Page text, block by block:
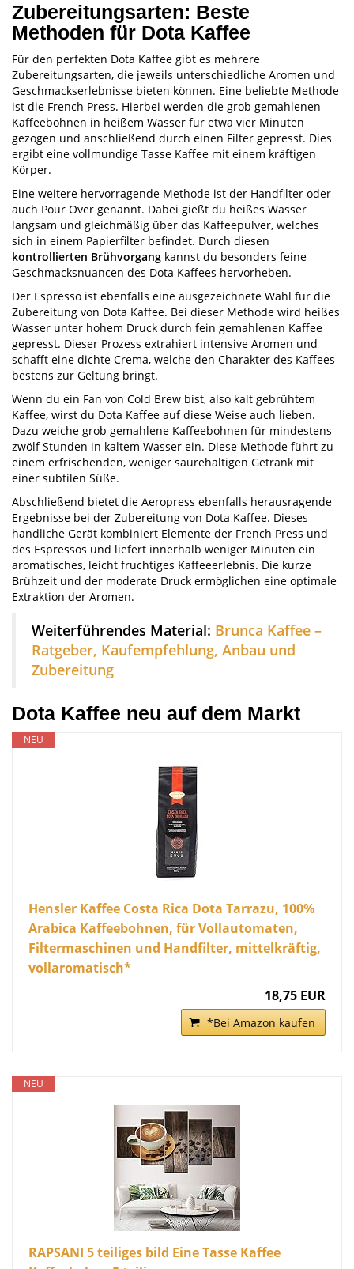
Zubereitungsarten: Beste
Methoden für Dota Kaffee
Für den perfekten Dota Kaffee gibt es mehrere
Zubereitungsarten, die jeweils unterschiedliche Aromen und
Geschmackserlebnisse bieten können. Eine beliebte Methode
ist die French Press. Hierbei werden die grob gemahlenen
Kaffeebohnen in heißem Wasser für etwa vier Minuten
gezogen und anschließend durch einen Filter gepresst. Dies
ergibt eine vollmundige Tasse Kaffee mit einem kräftigen
Körper.
Eine weitere hervorragende Methode ist der Handfilter oder
auch Pour Over genannt. Dabei gießt du heißes Wasser
langsam und gleichmäßig über das Kaffeepulver, welches
sich in einem Papierfilter befindet. Durch diesen
kontrollierten Brühvorgang kannst du besonders feine
Geschmacksnuancen des Dota Kaffees hervorheben.
Der Espresso ist ebenfalls eine ausgezeichnete Wahl für die
Zubereitung von Dota Kaffee. Bei dieser Methode wird heißes
Wasser unter hohem Druck durch fein gemahlenen Kaffee
gepresst. Dieser Prozess extrahiert intensive Aromen und
schafft eine dichte Crema, welche den Charakter des Kaffees
bestens zur Geltung bringt.
Wenn du ein Fan von Cold Brew bist, also kalt gebrühtem
Kaffee, wirst du Dota Kaffee auf diese Weise auch lieben.
Dazu weiche grob gemahlene Kaffeebohnen für mindestens
zwölf Stunden in kaltem Wasser ein. Diese Methode führt zu
einem erfrischenden, weniger säurehaltigen Getränk mit
einer subtilen Süße.
Abschließend bietet die Aeropress ebenfalls herausragende
Ergebnisse bei der Zubereitung von Dota Kaffee. Dieses
handliche Gerät kombiniert Elemente der French Press und
des Espressos und liefert innerhalb weniger Minuten ein
aromatisches, leicht fruchtiges Kaffeeerlebnis. Die kurze
Brühzeit und der moderate Druck ermöglichen eine optimale
Extraktion der Aromen.
Weiterführendes Material: Brunca Kaffee –
Ratgeber, Kaufempfehlung, Anbau und
Zubereitung
Dota Kaffee neu auf dem Markt
NEU
Hensler Kaffee Costa Rica Dota Tarrazu, 100%
Arabica Kaffeebohnen, für Vollautomaten,
Filtermaschinen und Handfilter, mittelkräftig,
vollaromatisch*
18,75 EUR
*Bei Amazon kaufen
NEU
RAPSANI 5 teiliges bild Eine Tasse Kaffee